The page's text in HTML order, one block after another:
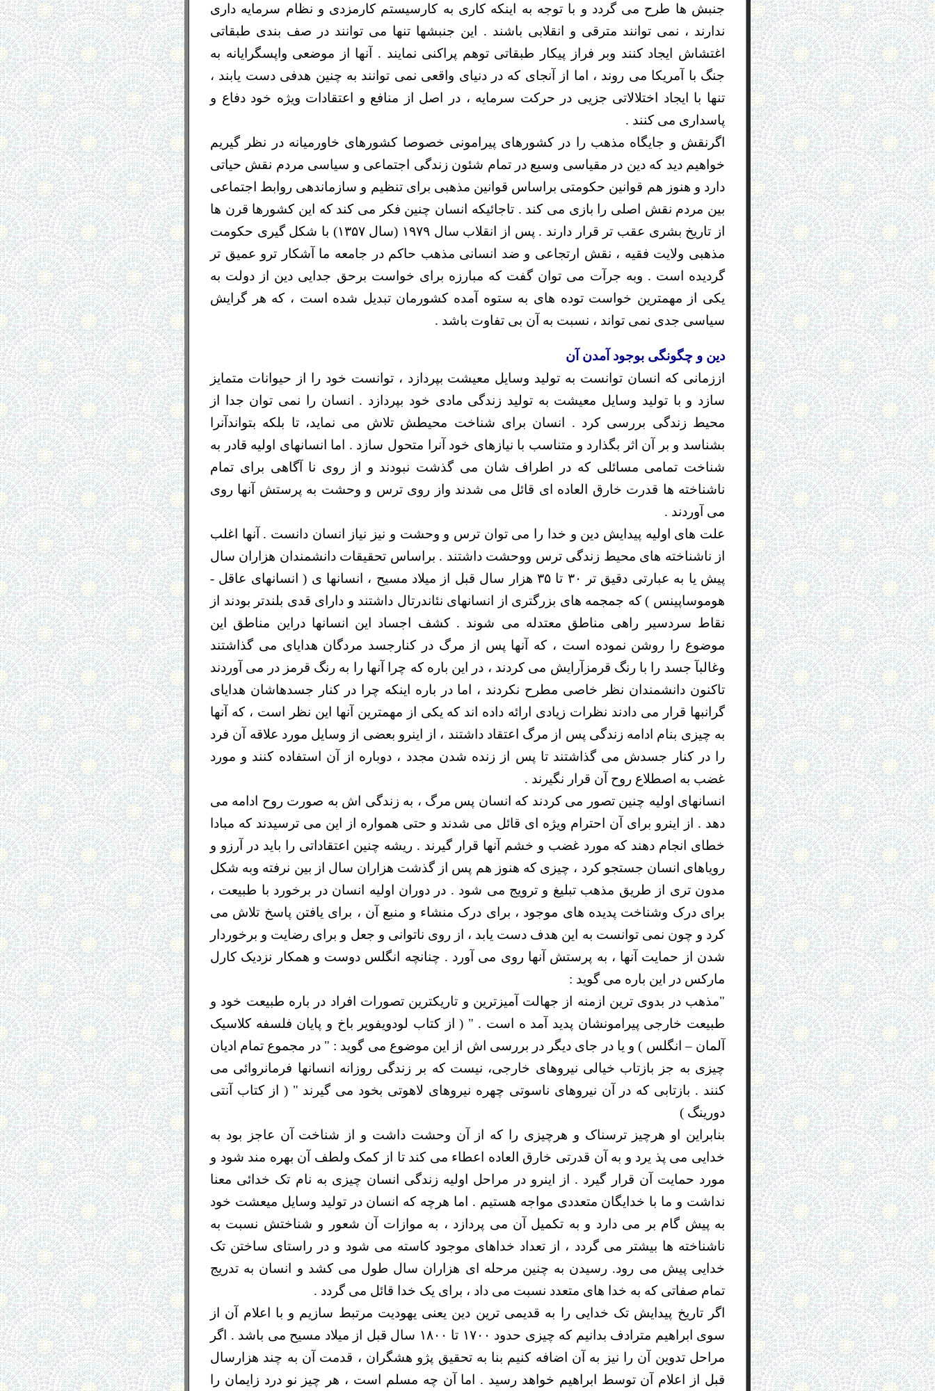
جنبش ها طرح می گردد و با توجه به اینکه کاری به کارسیستم کارمزدی و نظام سرمایه داری
ندارند ، نمی توانند مترقی و انقلابی باشند . این جنبشها تنها می توانند در صف بندی طبقاتی
اغتشاش ایجاد کنند وبر فراز پیکار طبقاتی توهم پراکنی نمایند . آنها از موضعی واپسگرایانه به
جنگ با آمریکا می روند ، اما از آنجای که در دنیای واقعی نمی توانند به چنین هدفی دست یابند ،
تنها با ایجاد اختلالاتی جزیی در حرکت سرمایه ، در اصل از منافع و اعتقادات ویژه خود دفاع و
پاسداری می کنند .
اگرنقش و جایگاه مذهب را در کشورهای پیرامونی خصوصا کشورهای خاورمیانه در نظر گیریم
خواهیم دید که دین در مقیاسی وسیع در تمام شئون زندگی اجتماعی و سیاسی مردم نقش حیاتی
دارد و هنوز هم قوانین حکومتی براساس قوانین مذهبی برای تنظیم و سازماندهی روابط اجتماعی
بین مردم نقش اصلی را بازی می کند . تاجائیکه انسان چنین فکر می کند که این کشورها قرن ها
از تاریخ بشری عقب تر قرار دارند . پس از انقلاب سال ١٩٧٩ (سال ١٣۵٧) با شکل گیری حکومت
مذهبی ولایت فقیه ، نقش ارتجاعی و ضد انسانی مذهب حاکم در جامعه ما آشکار ترو عمیق تر
گردیده است . وبه جرآت می توان گفت که مبارزه برای خواست برحق جدایی دین از دولت به
یکی از مهمترین خواست توده های به ستوه آمده کشورمان تبدیل شده است ، که هر گرایش
سیاسی جدی نمی تواند ، نسبت به آن بی تفاوت باشد .
دین و چگونگی بوجود آمدن آن
اززمانی که انسان توانست به تولید وسایل معیشت بپردازد ، توانست خود را از حیوانات متمایز
سازد و با تولید وسایل معیشت به تولید زندگی مادی خود بپردازد . انسان را نمی توان جدا از
محیط زندگی بررسی کرد . انسان برای شناخت محیطش تلاش می نماید، تا بلکه بتواندآنرا
بشناسد و بر آن اثر بگذارد و متناسب با نیازهای خود آنرا متحول سازد . اما انسانهای اولیه قادر به
شناخت تمامی مسائلی که در اطراف شان می گذشت نبودند و از روی نا آگاهی برای تمام
ناشناخته ها قدرت خارق العاده ای قائل می شدند واز روی ترس و وحشت به پرستش آنها روی
می آوردند .
علت های اولیه پیدایش دین و خدا را می توان ترس و وحشت و نیز نیاز انسان دانست . آنها اغلب
از ناشناخته های محیط زندگی ترس ووحشت داشتند . براساس تحقیقات دانشمندان هزاران سال
پیش یا به عبارتی دقیق تر ٣٠ تا ٣۵ هزار سال قبل از میلاد مسیح ، انسانها ی ( انسانهای عاقل -
هوموساپینس ) که جمجمه های بزرگتری از انسانهای نئاندرتال داشتند و دارای قدی بلندتر بودند از
نقاط سردسیر راهی مناطق معتدله می شوند . کشف اجساد این انسانها دراین مناطق این
موضوع را روشن نموده است ، که آنها پس از مرگ در کنارجسد مردگان هدایای می گذاشتند
وغالبآ جسد را با رنگ قرمزآرایش می کردند ، در این باره که چرا آنها را به رنگ قرمز در می آوردند
تاکنون دانشمندان نظر خاصی مطرح نکردند ، اما در باره اینکه چرا در کنار جسدهاشان هدایای
گرانبها قرار می دادند نظرات زیادی ارائه داده اند که یکی از مهمترین آنها این نظر است ، که آنها
به چیزی بنام ادامه زندگی پس از مرگ اعتقاد داشتند ، از اینرو بعضی از وسایل مورد علاقه آن فرد
را در کنار جسدش می گذاشتند تا پس از زنده شدن مجدد ، دوباره از آن استفاده کنند و مورد
غضب به اصطلاع روح آن قرار نگیرند .
انسانهای اولیه چنین تصور می کردند که انسان پس مرگ ، به زندگی اش به صورت روح ادامه می
دهد . از اینرو برای آن احترام ویژه ای قائل می شدند و حتی همواره از این می ترسیدند که مبادا
خطای انجام دهند که مورد غضب و خشم آنها قرار گیرند . ریشه چنین اعتقاداتی را باید در آرزو و
رویاهای انسان جستجو کرد ، چیزی که هنوز هم پس از گذشت هزاران سال از بین نرفته وبه شکل
مدون تری از طریق مذهب تبلیغ و ترویج می شود . در دوران اولیه انسان در برخورد با طبیعت ،
برای درک وشناخت پدیده های موجود ، برای درک منشاء و منبع آن ، برای یافتن پاسخ تلاش می
کرد و چون نمی توانست به این هدف دست یابد ، از روی ناتوانی و جعل و برای رضایت و برخوردار
شدن از حمایت آنها ، به پرستش آنها روی می آورد . چنانچه انگلس دوست و همکار نزدیک کارل
مارکس در این باره می گوید :
"مذهب در بدوی ترین ازمنه از جهالت آمیزترین و تاریکترین تصورات افراد در باره طبیعت خود و
طبیعت خارجی پیرامونشان پدید آمد ه است . " ( از کتاب لودویفویر باخ و پایان فلسفه کلاسیک
آلمان – انگلس ) و یا در جای دیگر در بررسی اش از این موضوع می گوید : " در مجموع تمام ادیان
چیزی به جز بازتاب خیالی نیروهای خارجی، نیست که بر زندگی روزانه انسانها فرمانروائی می
کنند . بازتابی که در آن نیروهای ناسوتی چهره نیروهای لاهوتی بخود می گیرند " ( از کتاب آنتی
دورینگ )
بنابراین او هرچیز ترسناک و هرچیزی را که از آن وحشت داشت و از شناخت آن عاجز بود به
خدایی می پذ یرد و به آن قدرتی خارق العاده اعطاء می کند تا از کمک ولطف آن بهره مند شود و
مورد حمایت آن قرار گیرد . از اینرو در مراحل اولیه زندگی انسان چیزی به نام تک خدائی معنا
نداشت و ما با خدایگان متعددی مواجه هستیم . اما هرچه که انسان در تولید وسایل میعشت خود
به پیش گام بر می دارد و به تکمیل آن می پردازد ، به موازات آن شعور و شناختش نسبت به
ناشناخته ها بیشتر می گردد ، از تعداد خداهای موجود کاسته می شود و در راستای ساختن تک
خدایی پیش می رود. رسیدن به چنین مرحله ای هزاران سال طول می کشد و انسان به تدریج
تمام صفاتی که به خدا های متعدد نسبت می داد ، برای یک خدا قائل می گردد .
اگر تاریخ پیدایش تک خدایی را به قدیمی ترین دین یعنی یهودیت مرتبط سازیم و با اعلام آن از
سوی ابراهیم مترادف بدانیم که چیزی حدود ١٧٠٠ تا ١٨٠٠ سال قبل از میلاد مسیح می باشد . اگر
مراحل تدوین آن را نیز به آن اضافه کنیم بنا به تحقیق پژو هشگران ، قدمت آن به چند هزارسال
قبل از اعلام آن توسط ابراهیم خواهد رسید . اما آن چه مسلم است ، هر چیز نو درد زایمان را